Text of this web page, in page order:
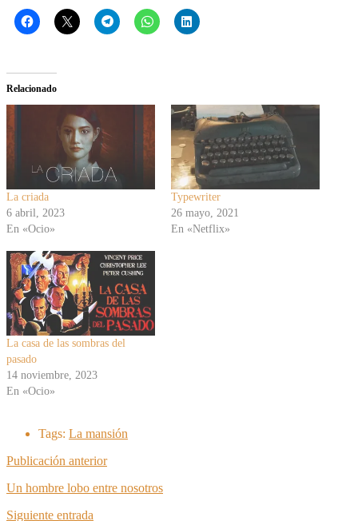
Relacionado
La criada
6 abril, 2023
En «Ocio»
Typewriter
26 mayo, 2021
En «Netflix»
La casa de las sombras del
pasado
14 noviembre, 2023
En «Ocio»
Tags: La mansión
Publicación anterior
Un hombre lobo entre nosotros
Siguiente entrada